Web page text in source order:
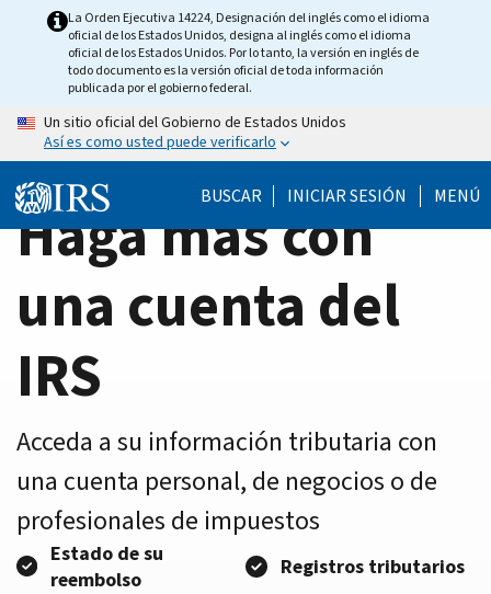
HomeLa Orden Ejecutiva 14224, Designación del inglés como el idioma
oficial de los Estados Unidos, designa al inglés como el idioma
oficial de los Estados Unidos. Por lo tanto, la versión en inglés de
todo documento es la versión oficial de toda información
publicada por el gobierno federal.
Un sitio oficial del Gobierno de Estados Unidos
Así es como usted puede verificarlo
BUSCAR INICIAR SESIÓN MENÚ
Haga más con
una cuenta del
IRS
Acceda a su información tributaria con
una cuenta personal, de negocios o de
profesionales de impuestos
Estado de su
reembolso
Registros tributarios